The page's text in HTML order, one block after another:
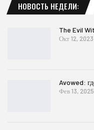
НОВОСТЬ НЕДЕЛИ:
The Evil
Окт 12, 2023
Avowed:
Фев 13, 2025